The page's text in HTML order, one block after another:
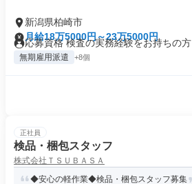
新潟県柏崎市
月給18万5000円～23万5000円
応募資格 検査の実務経験をお持ちの方
無期雇用派遣 +8個
正社員
検品・梱包スタッフ
株式会社ＴＳＵＢＡＳＡ
◆安心の軽作業◆検品・梱包スタッフ募集